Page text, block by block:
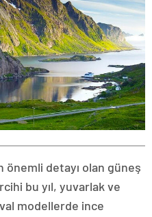
önemli detayı olan güneş
bu yıl, yuvarlak ve
modellerde ince